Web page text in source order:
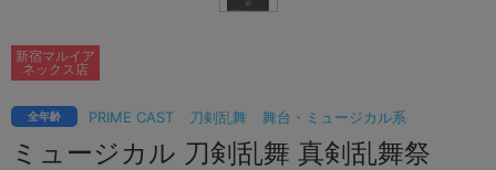
PRIME CAST 刀剣乱舞 舞台・ミュージカル系
全年齢
ミュージカル 刀剣乱舞 真剣乱舞祭
新宿マルイア
ネックス店